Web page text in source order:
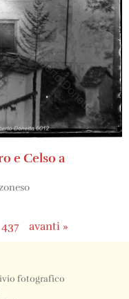
e Celso a
437 avanti »
fotografico